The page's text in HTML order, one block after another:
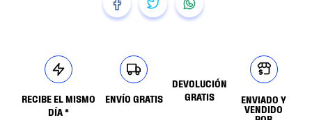
RECIBE EL MISMO
DÍA *
ENVÍO GRATIS
DEVOLUCIÓN
GRATIS
ENVIADO Y
VENDIDO